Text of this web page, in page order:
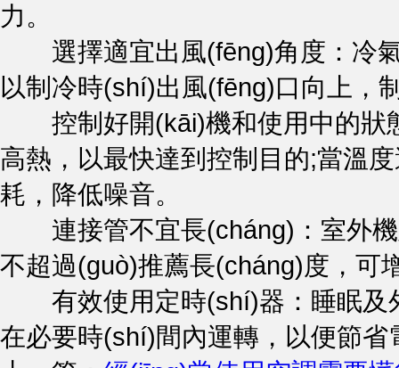
力。
選擇適宜出風(fēng)角度：冷氣流比
以制冷時(shí)出風(fēng)口向上，制
控制好開(kāi)機和使用中的狀態
高熱，以最快達到控制目的;當溫度適
耗，降低噪音。
連接管不宜長(cháng)：室外機置于
不超過(guò)推薦長(cháng)度，可增
有效使用定時(shí)器：睡眠及外出
在必要時(shí)間內運轉，以便節省電